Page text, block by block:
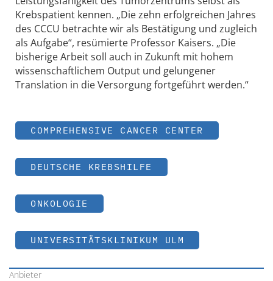
Krebspatient kennen. „Die zehn erfolgreichen Jahres
des CCCU betrachte wir als Bestätigung und zugleich
als Aufgabe“, resümierte Professor Kaisers. „Die
bisherige Arbeit soll auch in Zukunft mit hohem
wissenschaftlichem Output und gelungener
Translation in die Versorgung fortgeführt werden.“
COMPREHENSIVE CANCER CENTER
DEUTSCHE KREBSHILFE
ONKOLOGIE
UNIVERSITÄTSKLINIKUM ULM
Anbieter